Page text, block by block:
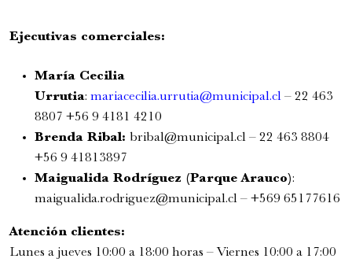
Ejecutivas comerciales:
María Cecilia
Urrutia: mariacecilia.urrutia@municipal.cl – 22 463
8807 +56 9 4181 4210
Brenda Ribal: bribal@municipal.cl – 22 463 8804
+56 9 41813897
Maigualida Rodríguez (Parque Arauco):
maigualida.rodriguez@municipal.cl – +569 65177616
Atención clientes:
Lunes a jueves 10:00 a 18:00 horas – Viernes 10:00 a 17:00